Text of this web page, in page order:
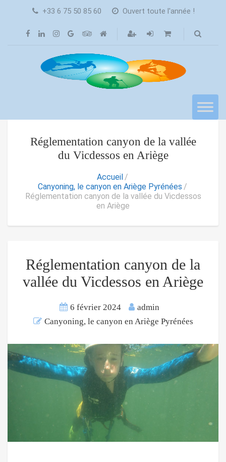
+33 6 75 50 85 60 Ouvert toute l'année !
Réglementation canyon de la vallée
du Vicdessos en Ariège
Accueil
Canyoning, le canyon en Ariège Pyrénées
Réglementation canyon de la vallée du Vicdessos
en Ariège
Réglementation canyon de la
vallée du Vicdessos en Ariège
6 février 2024
admin
Canyoning, le canyon en Ariège Pyrénées